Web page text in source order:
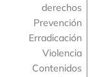
derechos
Prevención
Erradicación
Violencia
Contenidos